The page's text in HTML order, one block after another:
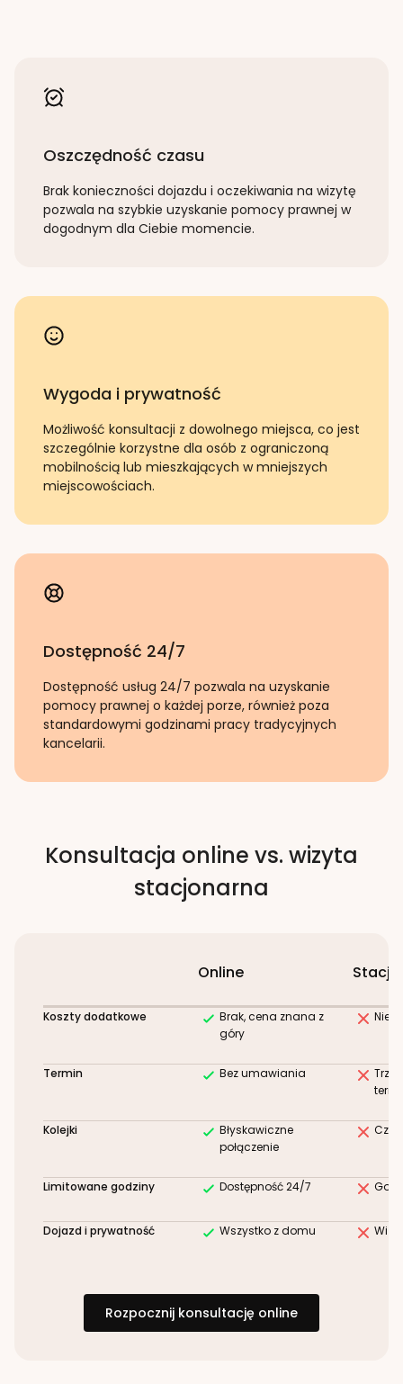
Oszczędność czasu
Brak konieczności dojazdu i oczekiwania na wizytę
pozwala na szybkie uzyskanie pomocy prawnej w
dogodnym dla Ciebie momencie.
Wygoda i prywatność
Możliwość konsultacji z dowolnego miejsca, co jest
szczególnie korzystne dla osób z ograniczoną
mobilnością lub mieszkających w mniejszych
miejscowościach.
Dostępność 24/7
Dostępność usług 24/7 pozwala na uzyskanie
pomocy prawnej o każdej porze, również poza
standardowymi godzinami pracy tradycyjnych
kancelarii.
Konsultacja online vs. wizyta
stacjonarna
Online
Koszty dodatkowe
Brak, cena znana z
góry
Termin Bez umawiania
Kolejki
Błyskawiczne
połączenie
Limitowane godziny Dostępność 24/7
Dojazd i prywatność Wszystko z domu
Rozpocznij konsultację online